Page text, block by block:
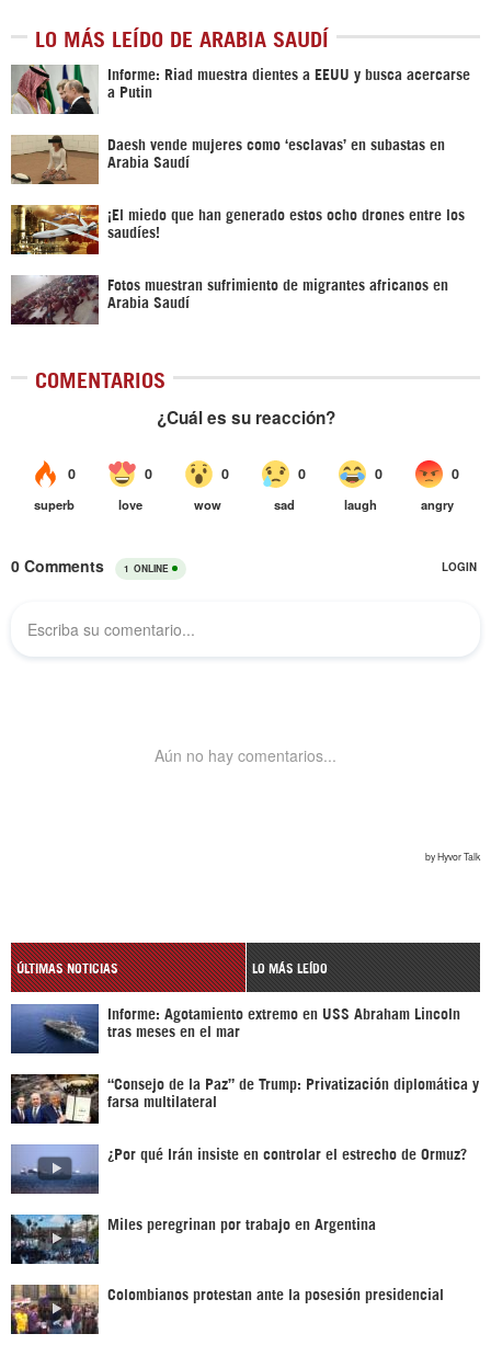
LO MÁS LEÍDO DE ARABIA SAUDÍ
Informe: Riad muestra dientes a EEUU y busca acercarse
a Putin
Daesh vende mujeres como ‘esclavas’ en subastas en
Arabia Saudí
¡El miedo que han generado estos ocho drones entre los
saudíes!
Fotos muestran sufrimiento de migrantes africanos en
Arabia Saudí
COMENTARIOS
ÚLTIMAS NOTICIAS LO MÁS LEÍDO
Informe: Agotamiento extremo en USS Abraham Lincoln
tras meses en el mar
“Consejo de la Paz” de Trump: Privatización diplomática y
farsa multilateral
¿Por qué Irán insiste en controlar el estrecho de Ormuz?
Miles peregrinan por trabajo en Argentina
Colombianos protestan ante la posesión presidencial